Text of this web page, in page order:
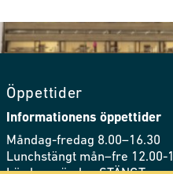
Öppettider
Informationens öppettider
Måndag-fredag 8.00–16.30
Lunchstängt mån–fre 12.00-